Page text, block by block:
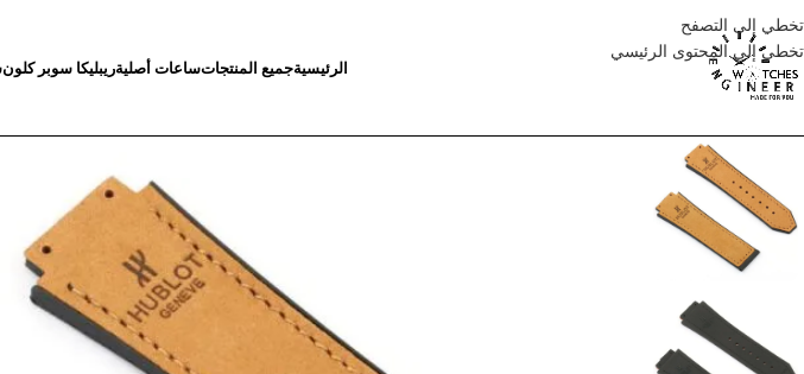
تخطي إلى التصفح
تخطي إلى المحتوى الرئيسي
الرئيسيةجميع المنتجاتساعات أصليةريبليكا سوبر كلون